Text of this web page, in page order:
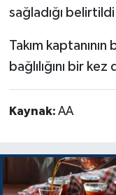
sağladığı
Takım
bağlılığını bir
Kaynak: AA